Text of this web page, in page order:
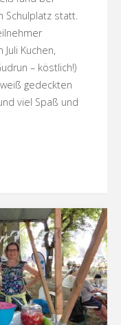
Schulplatz statt.
Kuchen,
– köstlich!)
gedeckten
viel Spaß und